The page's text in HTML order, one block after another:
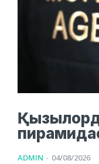
ADMIN - 04/08/2026